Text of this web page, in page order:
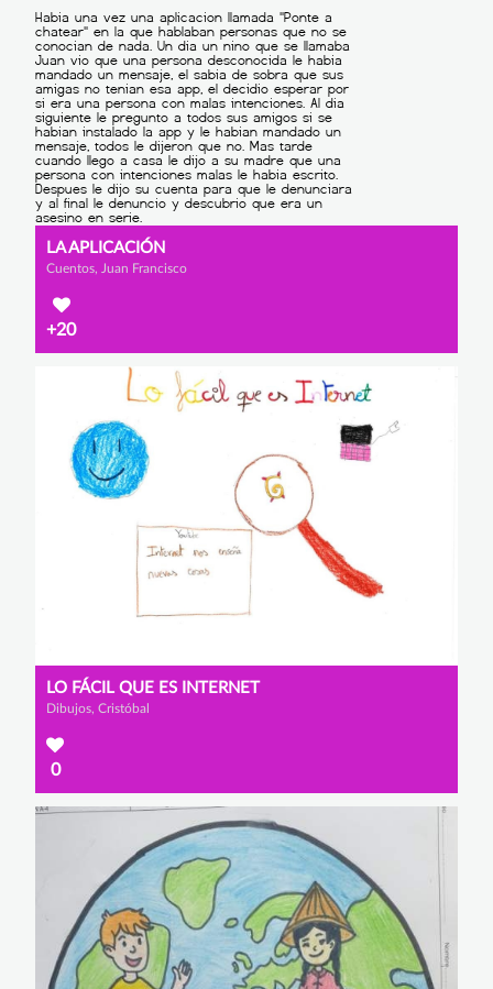
LA APLICACIÓN
Cuentos, Juan Francisco
+20
LO FÁCIL QUE ES INTERNET
Dibujos, Cristóbal
0